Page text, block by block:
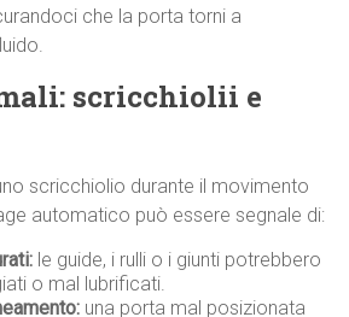
che la porta torni a
scricchiolii e
scricchiolio durante il movimento
automatico può essere segnale di:
le guide, i rulli o i giunti potrebbero
o mal lubrificati.
una porta mal posizionata